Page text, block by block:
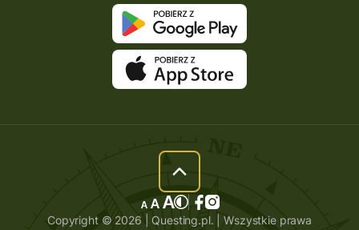
Copyright © 2026 | Questing.pl. | Wszystkie prawa